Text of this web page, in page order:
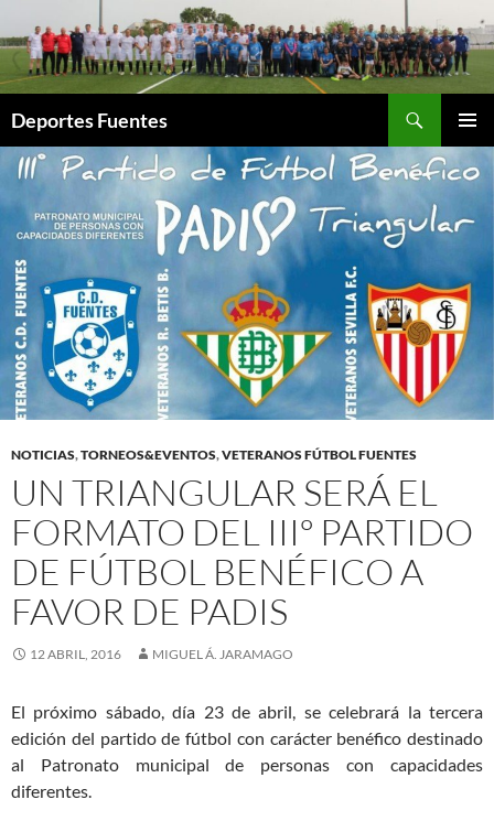
al
contenido
Deportes Fuentes
NOTICIAS,TORNEOS&EVENTOS,VETERANOS FÚTBOL FUENTES
UN TRIANGULAR SERÁ EL
FORMATO DEL IIIº PARTIDO
DE FÚTBOL BENÉFICO A
FAVOR DE PADIS
12 ABRIL, 2016 MIGUEL Á. JARAMAGO
El próximo sábado, día 23 de abril, se celebrará la tercera
edición del partido de fútbol con carácter benéfico destinado
al Patronato municipal de personas con capacidades
diferentes.